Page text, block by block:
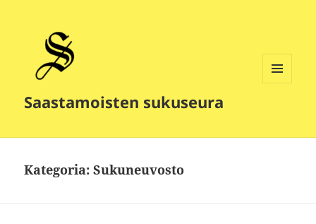
Saastamoisten sukuseura
Kategoria:Sukuneuvosto